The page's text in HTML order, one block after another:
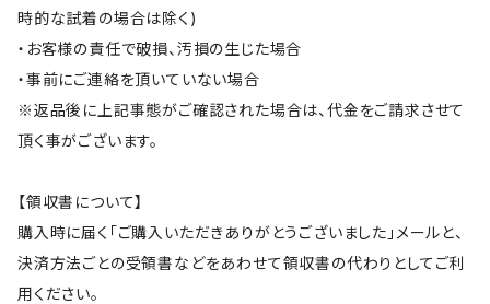
時的な試着の場合は除く)
・お客様の責任で破損、汚損の生じた場合
・事前にご連絡を頂いていない場合
※返品後に上記事態がご確認された場合は、代金をご請求させて
頂く事がございます。
【領収書について】
購入時に届く「ご購入いただきありがとうございました」メールと、
決済方法ごとの受領書などをあわせて領収書の代わりとしてご利
用ください。